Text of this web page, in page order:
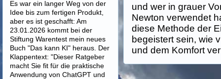
und wer in grauer
Newton verwendet
diese Methode der
begeistert sein, wie
und dem Komfort
Es war ein langer Weg von der
Idee bis zum fertigen Produkt,
aber es ist geschafft: Am
23.01.2026 kommt bei der
Stiftung Warentest mein neues
Buch "Das kann KI" heraus. Der
Klappentext: "Dieser Ratgeber
macht Sie fit für die praktische
Anwendung von ChatGPT und